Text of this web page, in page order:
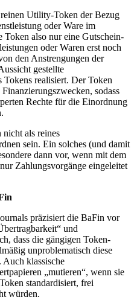
Utility-Token der Bezug
oder Ware im
also nur eine Gutschein-
oder Waren erst noch
den Anstrengungen der
gestellte
realisiert. Der Token
sodass
Rechte für die Einordnung
als reines
sein. Ein solches (und damit
dann vor, wenn mit dem
Zahlungsvorgänge eingeleitet
präzisiert die BaFin vor
und
dass die gängigen Token-
unproblematisch diese
Auch klassische
„mutieren“, wenn sie
standardisiert, frei
würden.